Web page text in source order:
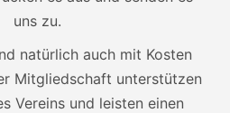
uns zu.
natürlich auch mit Kosten
Mitgliedschaft unterstützen
Vereins und leisten einen